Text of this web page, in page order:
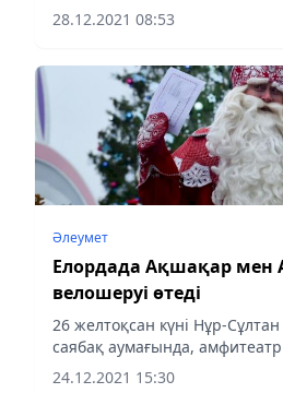
28.12.2021 08:53
Әлеумет
Елордада Ақшақар мен
велошеруі өтеді
26 желтоқсан күні Нұр-
саябақ аумағында,
маңайында жаңа жыл
24.12.2021 15:30